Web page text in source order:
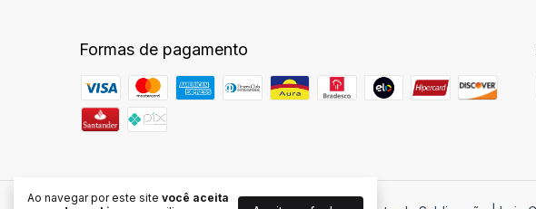
Ao navegar por este site você aceita
Formas de pagamento